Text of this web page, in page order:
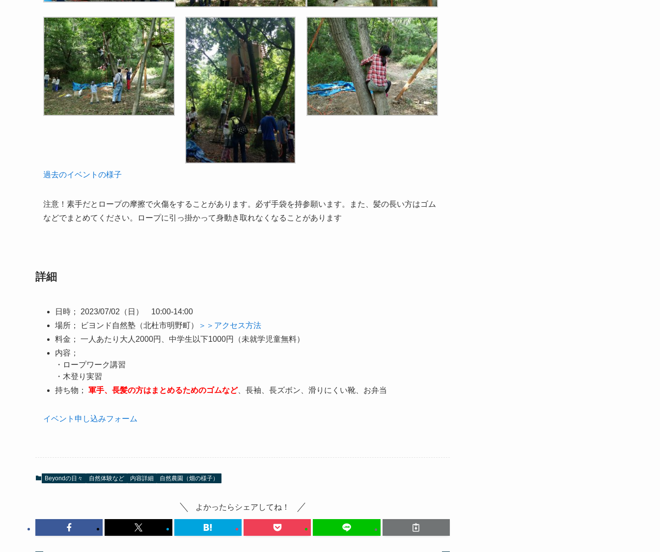
過去のイベントの様子
注意！素手だとロープの摩擦で火傷をすることがあります。必ず手袋を持参願います。また、髪の長い方はゴム
などでまとめてください。ロープに引っ掛かって身動き取れなくなることがあります
詳細
日時； 2023/07/02（日） 10:00-14:00
場所； ビヨンド自然塾（北杜市明野町）
＞＞アクセス方法
料金； 一人あたり大人2000円、中学生以下1000円（未就学児童無料）
内容；
・ロープワーク講習
・木登り実習
持ち物； 軍手、長髪の方はまとめるためのゴムなど、長袖、長ズボン、滑りにくい靴、お弁当
イベント申し込みフォーム
Beyondの日々 自然体験など 内容詳細 自然農園（畑の様子）
よかったらシェアしてね！